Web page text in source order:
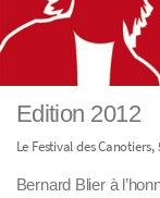
Edition 2012
Le Festival des
Bernard Blier à